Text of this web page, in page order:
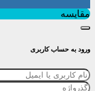
مقایسه
ورود به حساب کاربری